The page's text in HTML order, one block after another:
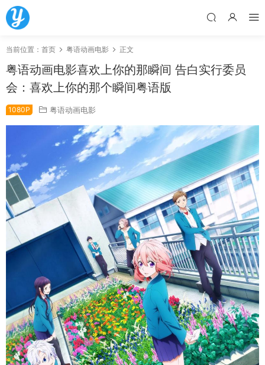
当前位置： 首页 粤语动画电影 正文
粤语动画电影喜欢上你的那瞬间 告白实行委员
会：喜欢上你的那个瞬间粤语版
1080P 粤语动画电影